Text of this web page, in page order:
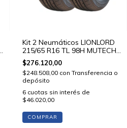
Kit 2 Neumáticos LIONLORD
215/65 R16 TL 98H MUTECH
H01
$276.120,00
$248.508,00 con Transferencia o
depósito
6 cuotas sin interés de
$46.020,00
COMPRAR